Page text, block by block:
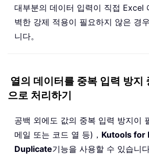
대부분의 데이터 입력이 직접 Excel
벽한 강제 적용이 필요하지 않은 경
니다。
열의 데이터를 중복 입력 방지
으로 처리하기
공백 외에도 값의 중복 입력 방지이
메일 또는 코드 열 등)， Kutools for
Duplicate기능을 사용할 수 있습니